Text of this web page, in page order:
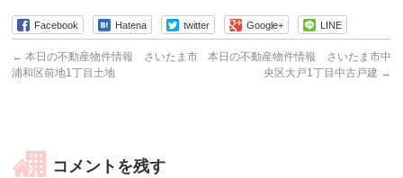
Facebook Hatena twitter Google+ LINE
← 本日の不動産物件情報 さいたま市
浦和区前地1丁目土地
本日の不動産物件情報 さいたま市中
央区大戸1丁目中古戸建 →
コメントを残す